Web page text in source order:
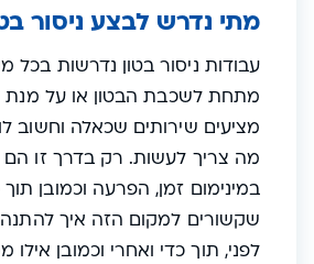
מתי נדרש לבצע ניסור
עבודות ניסור בטון נדרשות בכל
מתחת לשכבת הבטון או על מנת
מציעים שירותים שכאלה וחשוב
מה צריך לעשות. רק בדרך זו הם
במינימום זמן, הפרעה וכמובן
שקשורים למקום הזה איך
לפני, תוך כדי ואחרי וכמובן